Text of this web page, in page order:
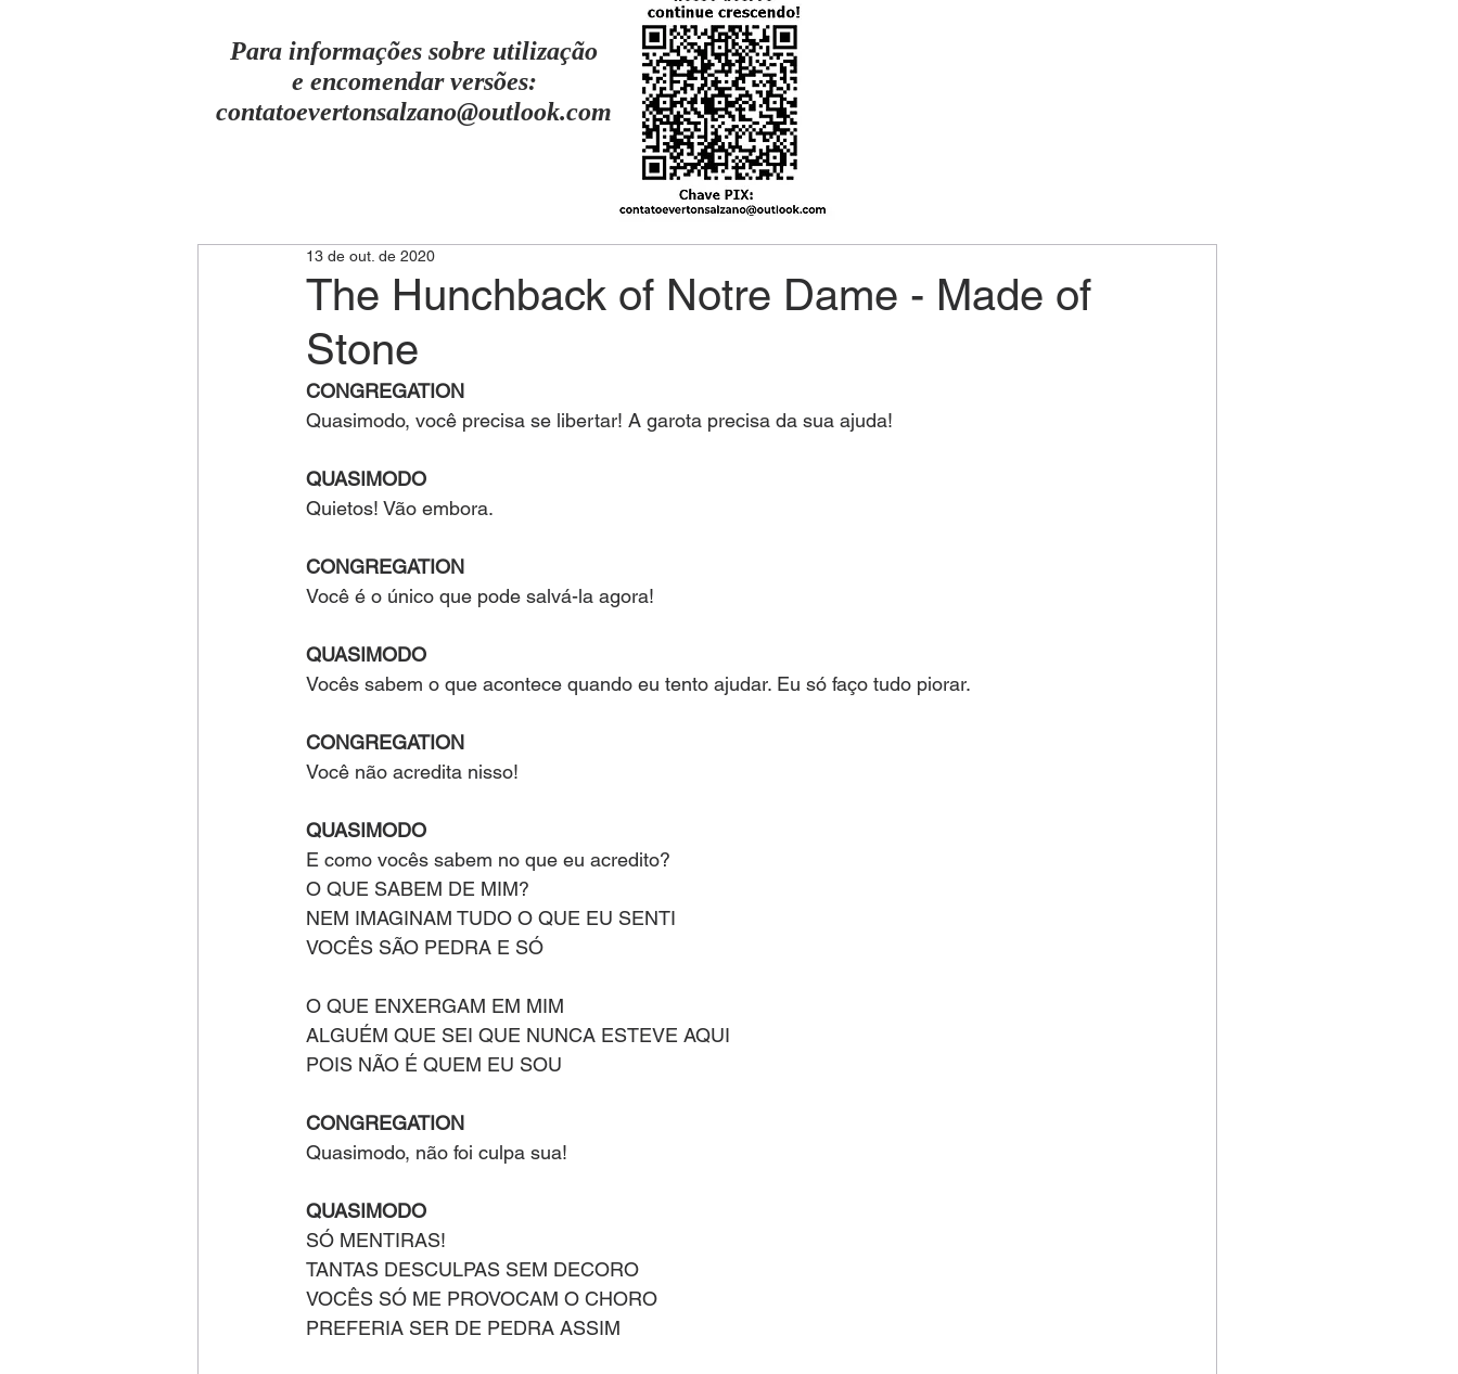
Para informações sobre utilização
e encomendar versões:
contatoevertonsalzano@outlook.com
The Hunchback of Notre Dame - Made of
Stone
13 de out. de 2020
CONGREGATION
Quasimodo, você precisa se libertar! A garota precisa da sua ajuda!
QUASIMODO
Quietos! Vão embora.
CONGREGATION
Você é o único que pode salvá-la agora!
QUASIMODO
Vocês sabem o que acontece quando eu tento ajudar. Eu só faço tudo piorar.
CONGREGATION
Você não acredita nisso!
QUASIMODO
E como vocês sabem no que eu acredito?
O QUE SABEM DE MIM?
NEM IMAGINAM TUDO O QUE EU SENTI
VOCÊS SÃO PEDRA E SÓ
O QUE ENXERGAM EM MIM
ALGUÉM QUE SEI QUE NUNCA ESTEVE AQUI
POIS NÃO É QUEM EU SOU
CONGREGATION
Quasimodo, não foi culpa sua!
QUASIMODO
SÓ MENTIRAS!
TANTAS DESCULPAS SEM DECORO
VOCÊS SÓ ME PROVOCAM O CHORO
PREFERIA SER DE PEDRA ASSIM